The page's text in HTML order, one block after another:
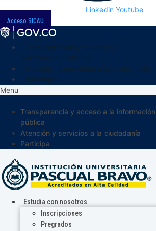
Linkedin Youtube
Acceso SICAU
Menu
Transparencia y acceso a la información
pública
Atención y servicios a la ciudadanía
Participa
Estudia con nosotros
Inscripciones
Pregrados